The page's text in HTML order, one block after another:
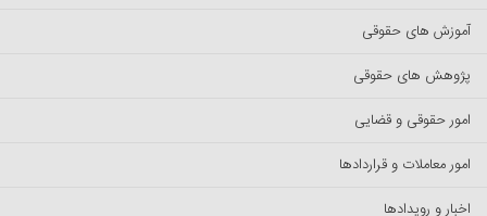
آموزش های حقوقی
پژوهش های حقوقی
امور حقوقی و قضایی
امور معاملات و قراردادها
اخبار و رویدادها